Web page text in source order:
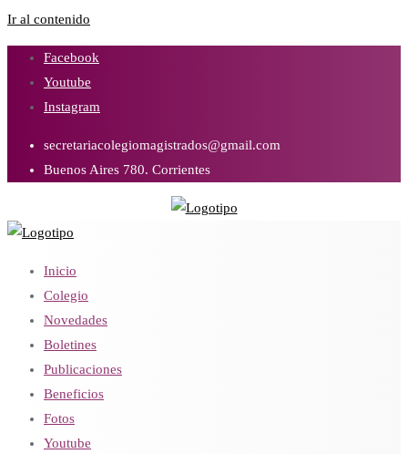
Ir al contenido
Facebook
Youtube
Instagram
secretariacolegiomagistrados@gmail.com
Buenos Aires 780. Corrientes
Inicio
Colegio
Novedades
Boletines
Publicaciones
Beneficios
Fotos
Youtube